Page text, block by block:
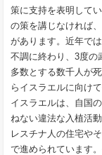
策に支持を表明して
の策を講じなければ
があります。近年で
不調に終わり、3度の
多数とする数千人が
らイスラエルに向け
イスラエルは、自国
ねない違法な入植活
レスチナ人の住宅や
で進められています